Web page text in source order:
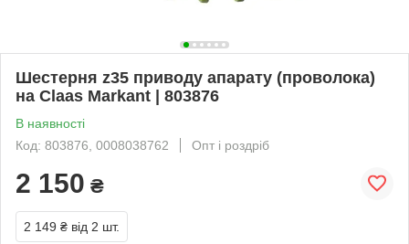
Шестерня z35 приводу апарату (проволока)
на Claas Markant | 803876
В наявності
Код: 803876, 0008038762
Опт і роздріб
2 150 ₴
2 149 ₴ від 2 шт.